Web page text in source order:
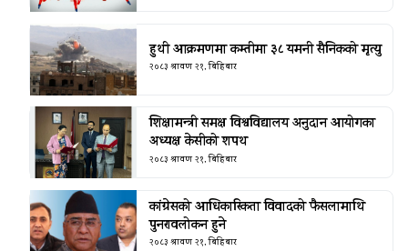
हुथी आक्रमणमा कम्तीमा ३८ यमनी सैनिकको मृत्यु
२०८३ श्रावण २१, बिहिबार
शिक्षामन्त्री समक्ष विश्वविद्यालय अनुदान आयोगका
अध्यक्ष केसीको शपथ
२०८३ श्रावण २१, बिहिबार
कांग्रेसको आधिकारिकता विवादको फैसलामाथि
पुनरावलोकन हुने
२०८३ श्रावण २१, बिहिबार